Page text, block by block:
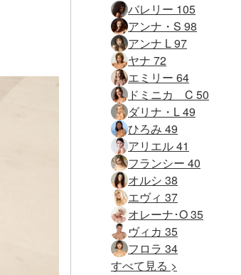
バレリー 105
アンナ・S 98
アンナ L 97
ヤナ 72
エミリー 64
ドミニカ C 50
ダリナ・L 49
ひろみ 49
アリエル 41
フランシー 40
オルシ 38
エヴィ 37
オレーナ･O 35
ヴィカ 35
フロラ 34
すべて見る >